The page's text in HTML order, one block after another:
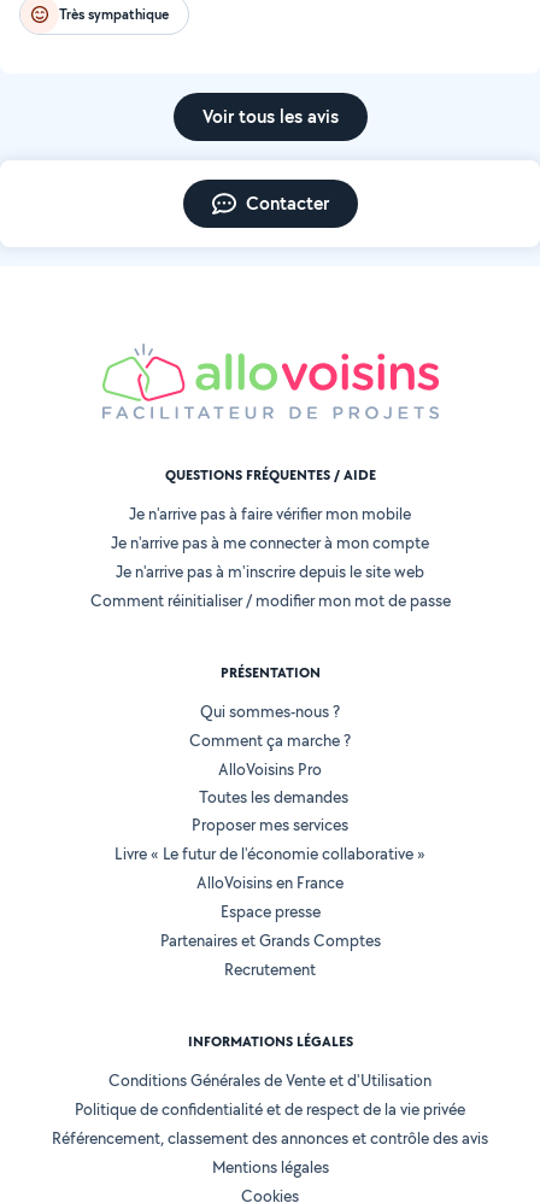
Très sympathique
Voir tous les avis
Contacter
QUESTIONS FRÉQUENTES / AIDE
Je n'arrive pas à faire vérifier mon mobile
Je n'arrive pas à me connecter à mon compte
Je n'arrive pas à m'inscrire depuis le site web
Comment réinitialiser / modifier mon mot de passe
PRÉSENTATION
Qui sommes-nous ?
Comment ça marche ?
AlloVoisins Pro
Toutes les demandes
Proposer mes services
Livre « Le futur de l'économie collaborative »
AlloVoisins en France
Espace presse
Partenaires et Grands Comptes
Recrutement
INFORMATIONS LÉGALES
Conditions Générales de Vente et d'Utilisation
Politique de confidentialité et de respect de la vie privée
Référencement, classement des annonces et contrôle des avis
Mentions légales
Cookies